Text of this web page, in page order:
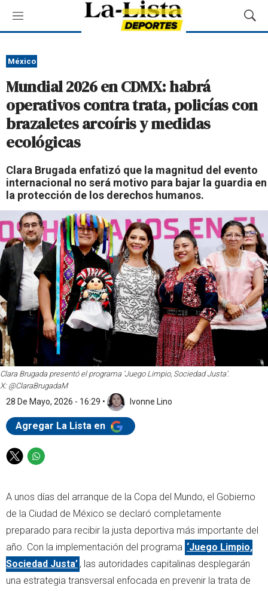
M
e
ú
M
o
B
e
d
México
Mundial 2026 en CDMX: habrá
operativos contra trata, policías con
brazaletes arcoíris y medidas
ecológicas
Clara Brugada enfatizó que la magnitud del evento
internacional no será motivo para bajar la guardia en
la protección de los derechos humanos.
Clara Brugada presentó el programa ‘Juego Limpio, Sociedad Justa’.
X: @ClaraBrugadaM
28 De Mayo, 2026 - 16:29 • Ivonne Lino
Agregar La Lista en
T
t
t
r
W
t
s
p
p
A unos días del arranque de la Copa del Mundo, el Gobierno
de la Ciudad de México se declaró completamente
preparado para recibir la justa deportiva más importante del
año. Con la implementación del programa ‘Juego Limpio,
Sociedad Justa’ , las autoridades capitalinas desplegarán
una estrategia transversal enfocada en prevenir la trata de